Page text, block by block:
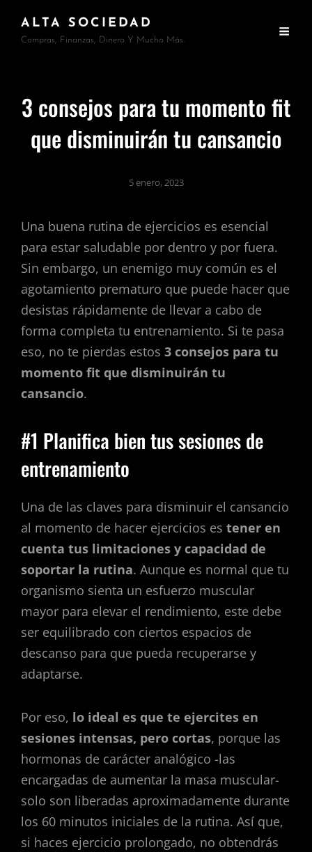
ALTA SOCIEDAD
Compras, Finanzas, Dinero Y Mucho Más.
3 consejos para tu momento fit
que disminuirán tu cansancio
5 enero, 2023
Una buena rutina de ejercicios es esencial
para estar saludable por dentro y por fuera.
Sin embargo, un enemigo muy común es el
agotamiento prematuro que puede hacer que
desistas rápidamente de llevar a cabo de
forma completa tu entrenamiento. Si te pasa
eso, no te pierdas estos 3 consejos para tu
momento fit que disminuirán tu
cansancio.
#1 Planifica bien tus sesiones de
entrenamiento
Una de las claves para disminuir el cansancio
al momento de hacer ejercicios es tener en
cuenta tus limitaciones y capacidad de
soportar la rutina. Aunque es normal que tu
organismo sienta un esfuerzo muscular
mayor para elevar el rendimiento, este debe
ser equilibrado con ciertos espacios de
descanso para que pueda recuperarse y
adaptarse.
Por eso, lo ideal es que te ejercites en
sesiones intensas, pero cortas, porque las
hormonas de carácter analógico -las
encargadas de aumentar la masa muscular-
solo son liberadas aproximadamente durante
los 60 minutos iniciales de la rutina. Así que,
si haces ejercicio prolongado, no obtendrás